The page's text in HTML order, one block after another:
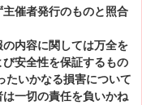
催者発行のものと照合
内容に関しては万全を
安全性を保証するもの
たいかなる損害について
一切の責任を負いかね